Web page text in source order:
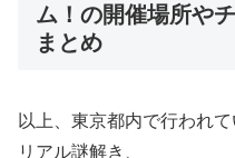
ム！の開催場所や
まとめ
以上、東京都内で行われて
リアル謎解き、